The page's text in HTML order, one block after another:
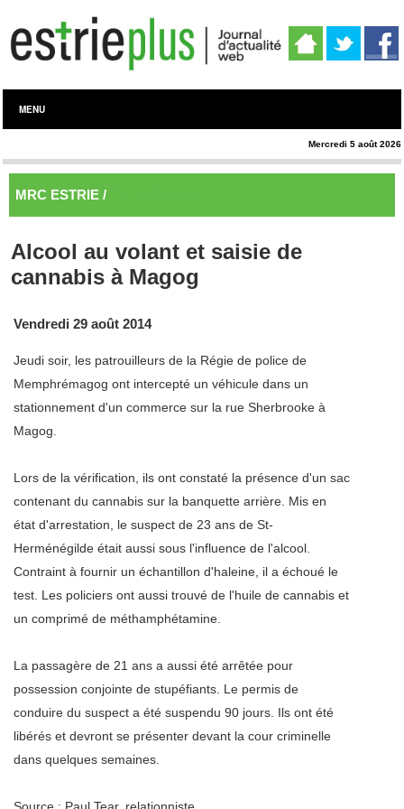
MENU
Mercredi 5 août 2026
MRC ESTRIE /
Alcool au volant et saisie de
cannabis à Magog
Vendredi 29 août 2014
Jeudi soir, les patrouilleurs de la Régie de police de
Memphrémagog ont intercepté un véhicule dans un
stationnement d'un commerce sur la rue Sherbrooke à
Magog.
Lors de la vérification, ils ont constaté la présence d'un sac
contenant du cannabis sur la banquette arrière. Mis en
état d'arrestation, le suspect de 23 ans de St-
Herménégilde était aussi sous l'influence de l'alcool.
Contraint à fournir un échantillon d'haleine, il a échoué le
test. Les policiers ont aussi trouvé de l'huile de cannabis et
un comprimé de méthamphétamine.
La passagère de 21 ans a aussi été arrêtée pour
possession conjointe de stupéfiants. Le permis de
conduire du suspect a été suspendu 90 jours. Ils ont été
libérés et devront se présenter devant la cour criminelle
dans quelques semaines.